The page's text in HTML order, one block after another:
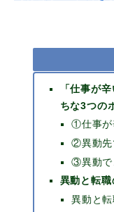
「仕事が
ちな3つの
①仕事が
②異動先
③異動で
異動と転
異動と